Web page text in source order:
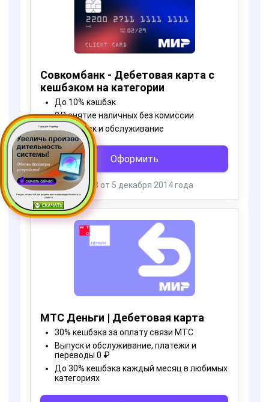
Пора для Апгрейда
Ресурс, открытый для раздачи роста производительности ус
тройств